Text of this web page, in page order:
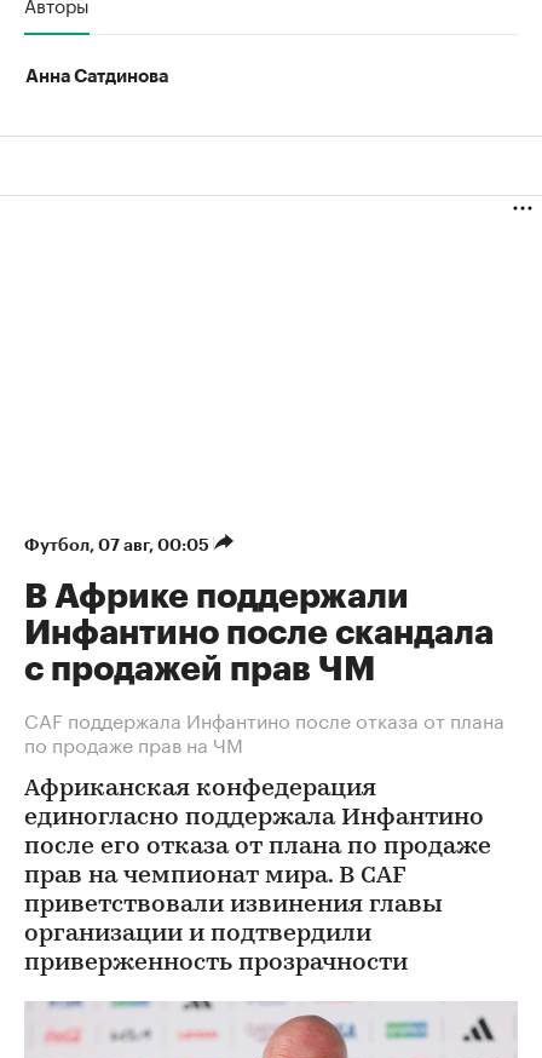
Анна Сатдинова
Футбол⁠, 07 авг, 00:05
В Африке поддержали
Инфантино после скандала
с продажей прав ЧМ
СAF поддержала Инфантино после отказа от плана
по продаже прав на ЧМ
Африканская конфедерация
единогласно поддержала Инфантино
после его отказа от плана по продаже
прав на чемпионат мира. В CAF
приветствовали извинения главы
организации и подтвердили
приверженность прозрачности